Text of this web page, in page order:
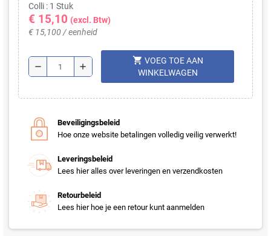
Colli : 1 Stuk
€ 15,10 (excl. Btw)
€ 15,100 / eenheid
remove add
shopping_cart VOEG TOE AAN
WINKELWAGEN
Beveiligingsbeleid
Hoe onze website betalingen volledig veilig verwerkt!
Leveringsbeleid
Lees hier alles over leveringen en verzendkosten
Retourbeleid
Lees hier hoe je een retour kunt aanmelden